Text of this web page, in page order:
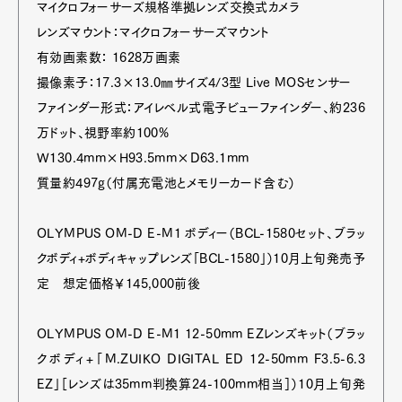
マイクロフォーサーズ規格準拠レンズ交換式カメラ
レンズマウント：マイクロフォーサーズマウント
有効画素数： 1628万画素
撮像素子：17.3×13.0㎜サイズ4/3型 Live MOSセンサー
ファインダー形式：アイレベル式電子ビューファインダー、約236
万ドット、視野率約100%
W130.4mm×H93.5mm×D63.1mm
質量約497g（付属充電池とメモリーカード含む）
OLYMPUS OM-D E-M1 ボディー（BCL-1580セット、ブラッ
クボディ+ボディキャップレンズ「BCL-1580」）10月上旬発売予
定 想定価格￥145,000前後
OLYMPUS OM-D E-M1 12-50mm EZレンズキット（ブラッ
クボディ+「M.ZUIKO DIGITAL ED 12-50mm F3.5-6.3
EZ」［レンズは35mm判換算24-100mm相当］）10月上旬発